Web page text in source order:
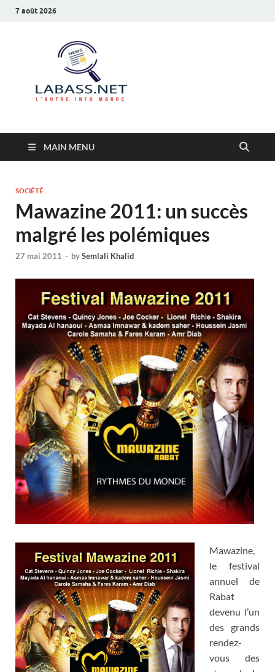
7 août 2026
MAIN MENU
SOCIÉTÉ
Mawazine 2011: un succès
malgré les polémiques
27 mai 2011 - bySemlali Khalid
Mawazine,
le festival
annuel de
Rabat
devenu l’un
des grands
rendez-
vous des